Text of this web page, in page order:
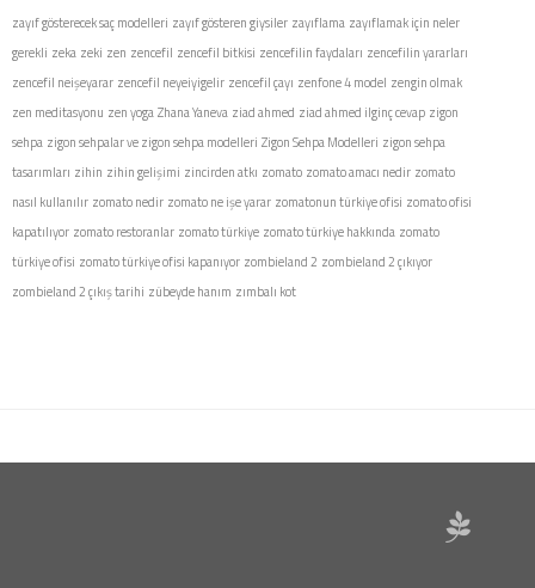
zayıf gösterecek saç modelleri zayıf gösteren giysiler zayıflama zayıflamak için neler
gerekli zeka zeki zen zencefil zencefil bitkisi zencefilin faydaları zencefilin yararları
zencefil neişeyarar zencefil neyeiyigelir zencefil çayı zenfone 4 model zengin olmak
zen meditasyonu zen yogaZhana Yaneva ziad ahmed ziad ahmed ilginç cevap zigon
sehpa zigon sehpalar ve zigon sehpa modelleri Zigon Sehpa Modelleri zigon sehpa
tasarımları zihin zihin gelişimi zincirden atkı zomato zomato amacı nedir zomato
nasıl kullanılır zomato nedir zomato ne işe yarar zomatonun türkiye ofisi zomato ofisi
kapatılıyor zomato restoranlar zomato türkiye zomato türkiye hakkında zomato
türkiye ofisi zomato türkiye ofisi kapanıyor zombieland 2 zombieland 2 çıkıyor
zombieland 2 çıkış tarihi zübeyde hanım zımbalı kot